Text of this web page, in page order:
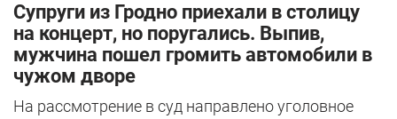
Супруги из Гродно приехали в столицу
на концерт, но поругались. Выпив,
мужчина пошел громить автомобили в
чужом дворе
На рассмотрение в суд направлено уголовное